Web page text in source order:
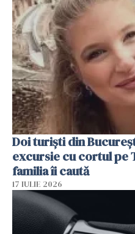
Doi turiști din
excursie cu cortul pe
familia îi caută
17 IULIE 2026